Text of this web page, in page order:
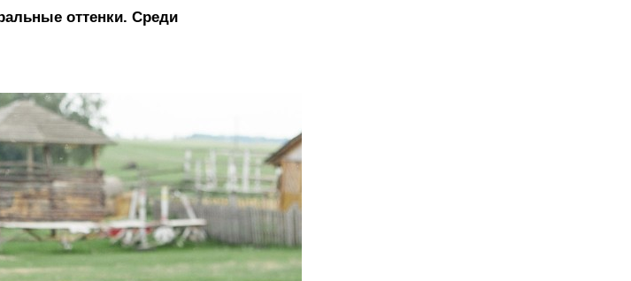
оттенки. Среди